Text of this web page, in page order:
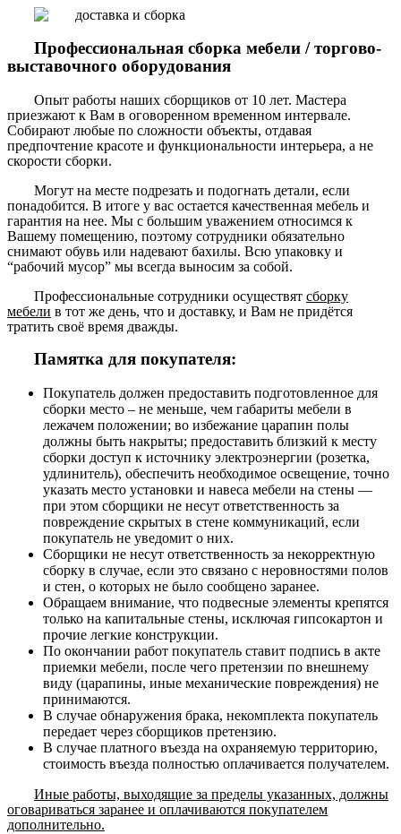
Профессиональная сборка мебели / торгово-
выставочного оборудования
Опыт работы наших сборщиков от 10 лет. Мастера
приезжают к Вам в оговоренном временном интервале.
Собирают любые по сложности объекты, отдавая
предпочтение красоте и функциональности интерьера, а не
скорости сборки.
Могут на месте подрезать и подогнать детали, если
понадобится. В итоге у вас остается качественная мебель и
гарантия на нее. Мы с большим уважением относимся к
Вашему помещению, поэтому сотрудники обязательно
снимают обувь или надевают бахилы. Всю упаковку и
“рабочий мусор” мы всегда выносим за собой.
Профессиональные сотрудники осуществят сборку
мебели в тот же день, что и доставку, и Вам не придётся
тратить своё время дважды.
Памятка для покупателя:
Покупатель должен предоставить подготовленное для
сборки место – не меньше, чем габариты мебели в
лежачем положении; во избежание царапин полы
должны быть накрыты; предоставить близкий к месту
сборки доступ к источнику электроэнергии (розетка,
удлинитель), обеспечить необходимое освещение, точно
указать место установки и навеса мебели на стены —
при этом сборщики не несут ответственность за
повреждение скрытых в стене коммуникаций, если
покупатель не уведомит о них.
Сборщики не несут ответственность за некорректную
сборку в случае, если это связано с неровностями полов
и стен, о которых не было сообщено заранее.
Обращаем внимание, что подвесные элементы крепятся
только на капитальные стены, исключая гипсокартон и
прочие легкие конструкции.
По окончании работ покупатель ставит подпись в акте
приемки мебели, после чего претензии по внешнему
виду (царапины, иные механические повреждения) не
принимаются.
В случае обнаружения брака, некомплекта покупатель
передает через сборщиков претензию.
В случае платного въезда на охраняемую территорию,
стоимость въезда полностью оплачивается получателем.
Иные работы, выходящие за пределы указанных, должны
оговариваться заранее и оплачиваются покупателем
дополнительно.